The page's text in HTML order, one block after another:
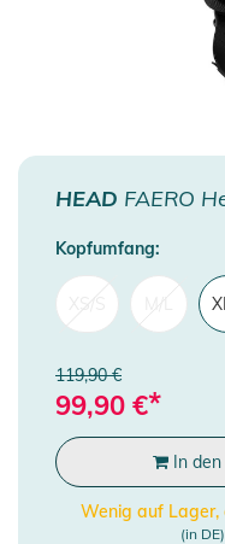
HEAD FAERO
Kopfumfang:
119,90 €
99,90 €*
In
Wenig auf
(in DE)